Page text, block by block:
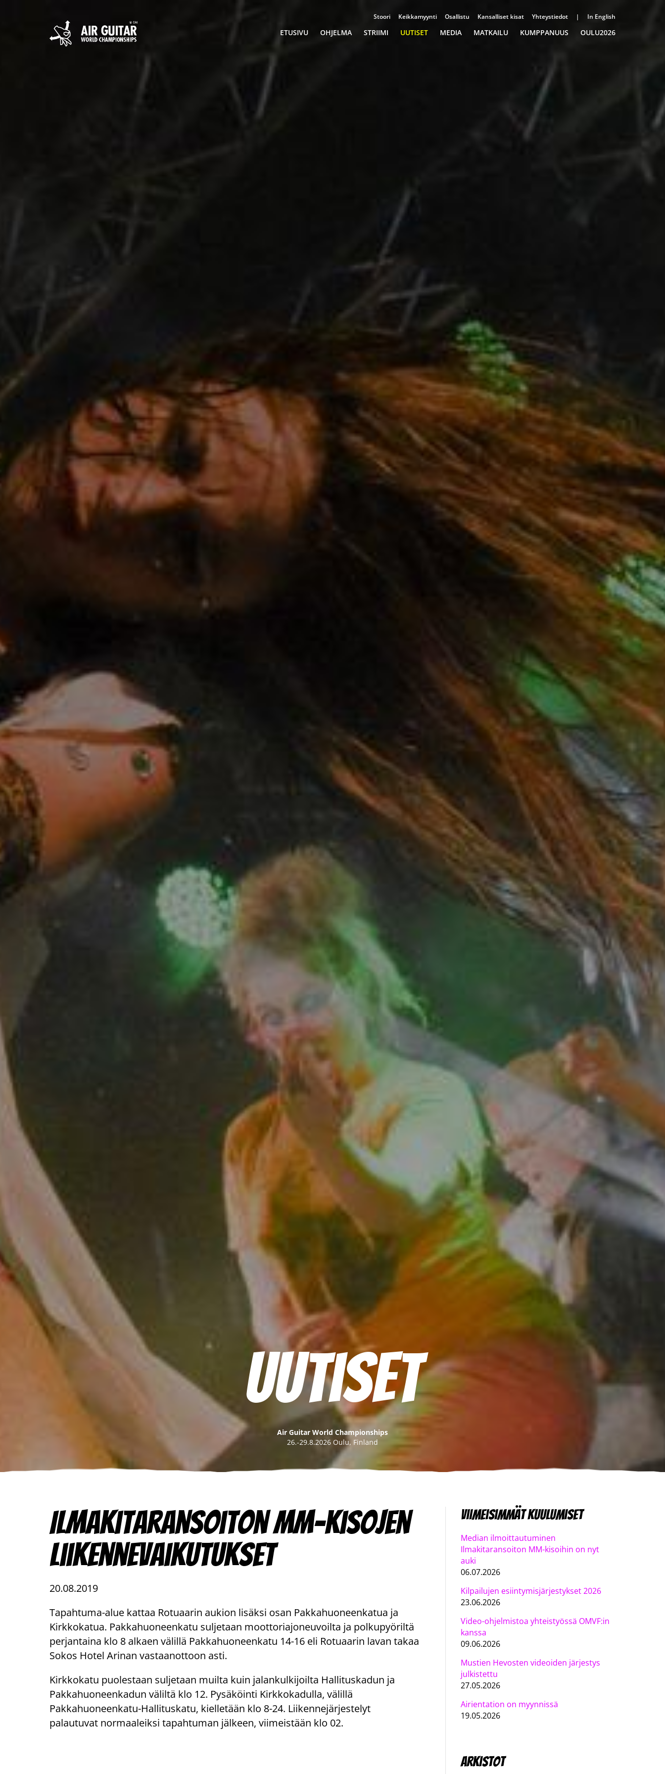
Air Guitar World ChampionshipsETUSIVU OHJELMA STRIIMI UUTISET MEDIA MATKAILU KUMPPANUUS OULU2026
Stoori Keikkamyynti Osallistu Kansalliset kisat Yhteystiedot | In English
Uutiset
Air Guitar World Championships
26.-29.8.2026 Oulu, Finland
Ilmakitaransoiton MM-kisojen
liikennevaikutukset
20.08.2019
Tapahtuma-alue kattaa Rotuaarin aukion lisäksi osan Pakkahuoneenkatua ja
Kirkkokatua. Pakkahuoneenkatu suljetaan moottoriajoneuvoilta ja polkupyöriltä
perjantaina klo 8 alkaen välillä Pakkahuoneenkatu 14-16 eli Rotuaarin lavan takaa
Sokos Hotel Arinan vastaanottoon asti.
Kirkkokatu puolestaan suljetaan muilta kuin jalankulkijoilta Hallituskadun ja
Pakkahuoneenkadun väliltä klo 12. Pysäköinti Kirkkokadulla, välillä
Pakkahuoneenkatu-Hallituskatu, kielletään klo 8-24. Liikennejärjestelyt
palautuvat normaaleiksi tapahtuman jälkeen, viimeistään klo 02.
Viimeisimmät kuulumiset
Median ilmoittautuminen
Ilmakitaransoiton MM-kisoihin on nyt
auki
06.07.2026
Kilpailujen esiintymisjärjestykset 2026
23.06.2026
Video-ohjelmistoa yhteistyössä OMVF:in
kanssa
09.06.2026
Mustien Hevosten videoiden järjestys
julkistettu
27.05.2026
Airientation on myynnissä
19.05.2026
Arkistot